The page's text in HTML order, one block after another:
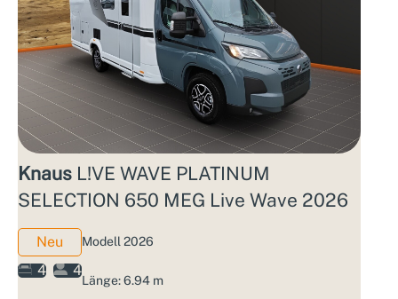
Knaus L!VE WAVE PLATINUM
SELECTION 650 MEG Live Wave 2026
Neu
4
4
Modell 2026
Länge: 6.94 m